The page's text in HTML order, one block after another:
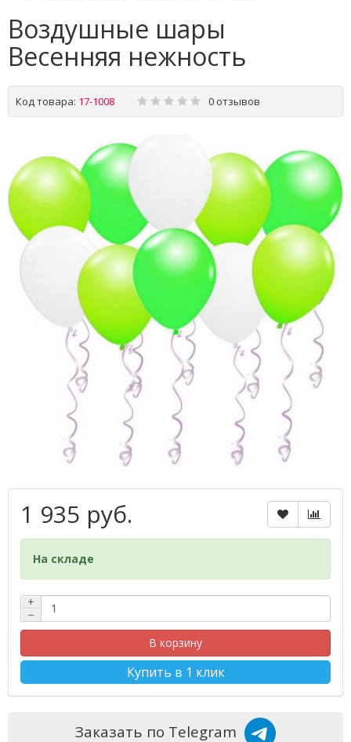
Воздушные шары
Весенняя нежность
Код товара: 17-1008 0 отзывов
1 935 руб.
На складе
+
−
В корзину
Купить в 1 клик
Заказать по Telegram